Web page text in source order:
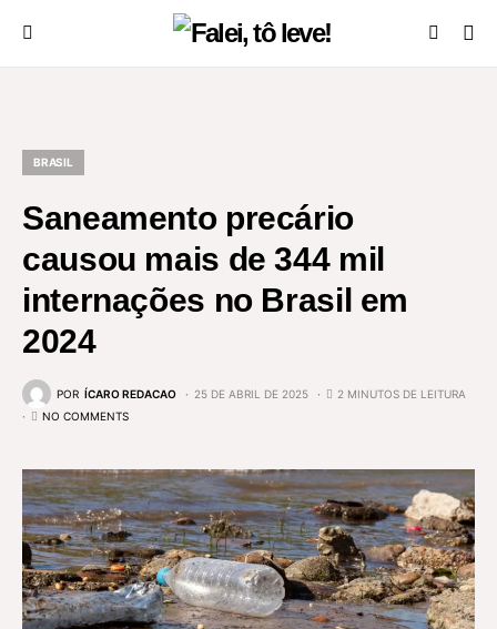
BRASIL
Saneamento precário
causou mais de 344 mil
internações no Brasil em
2024
POR ÍCARO REDACAO 25 DE ABRIL DE 2025
2 MINUTOS DE LEITURA
NO COMMENTS